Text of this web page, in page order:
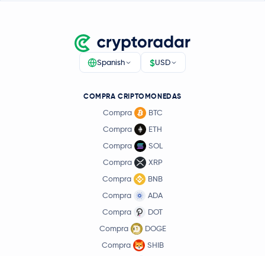
Spanish $USD
COMPRA CRIPTOMONEDAS
Compra
BTC
Compra
ETH
Compra
SOL
Compra
XRP
Compra
BNB
Compra
ADA
Compra
DOT
Compra
DOGE
Compra
SHIB